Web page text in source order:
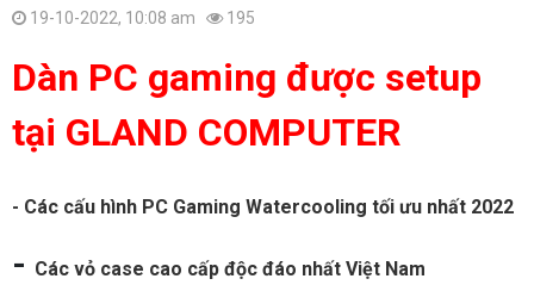
19-10-2022, 10:08 am 195
Dàn PC gaming được setup
tại GLAND COMPUTER
- Các cấu hình PC Gaming Watercooling tối ưu nhất 2022
- Các vỏ case cao cấp độc đáo nhất Việt Nam